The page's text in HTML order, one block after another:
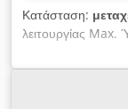
Κατάσταση:
λειτουργίας
διαδρομή: 100
Δύναμη πίεσης:
προφίλ: 100 mm